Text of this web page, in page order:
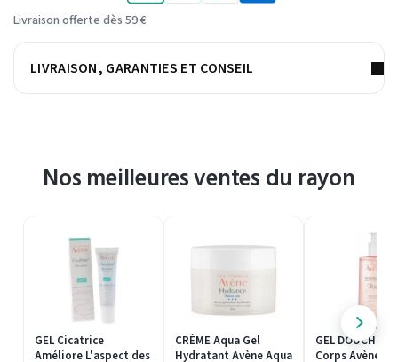
Livraison offerte dès 59 €
LIVRAISON, GARANTIES ET CONSEIL
Nos meilleures ventes du rayon
GEL Cicatrice
Améliore L'aspect des
CRÈME Aqua Gel
Hydratant Avène Aqua
GEL DOUCHE
Corps Avène